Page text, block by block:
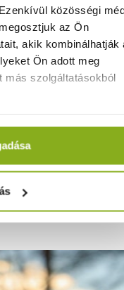
közösségi
az Ön
akik kombinálhatják
Ön adott meg
más szolgáltatásokból